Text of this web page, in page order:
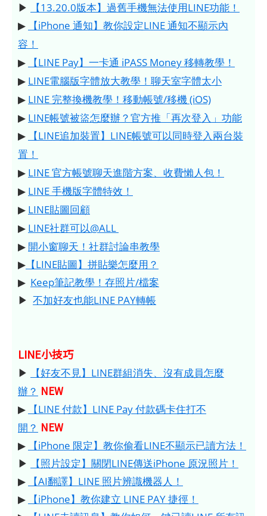
▶
【13.20.0版本】過舊手機無法使用LINE功能！
▶
【iPhone 通知】教你設定LINE 通知不顯示內
容！
▶
【LINE Pay】一卡通 iPASS Money 移轉教學！
▶ LINE電腦版字體放大教學！聊天室字體太小
▶ LINE 完整換機教學！移動帳號/移機 (iOS)
▶ LINE帳號被盜怎麼辦？官方推「再次登入」功能
▶
【LINE追加裝置】LINE帳號可以同時登入兩台裝
置！
▶ LINE 官方帳號聊天進階方案、收費懶人包！
▶ LINE 手機版字體特效！
▶ LINE貼圖回顧
▶ LINE社群可以@ALL
▶ 開小窗聊天！社群討論串教學
▶ 【LINE貼圖】拼貼樂怎麼用？
▶ Keep筆記教學！存照片/檔案
▶ 不加好友也能LINE PAY轉帳
LINE小技巧
▶
【好友不見】LINE群組消失、沒有成員怎麼
辦？ NEW
▶
【LINE 付款】LINE Pay 付款碼卡住打不
開？ NEW
▶
【iPhone 限定】教你偷看LINE不顯示已讀方法！
▶
【照片設定】關閉LINE傳送iPhone 原況照片！
▶
【AI翻譯】LINE 照片辨識機器人！
▶
【iPhone】教你建立 LINE PAY 捷徑！